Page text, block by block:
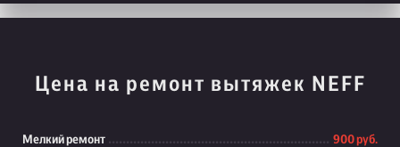
Цена на ремонт вытяжек NEFF
Мелкий ремонт 900 руб.